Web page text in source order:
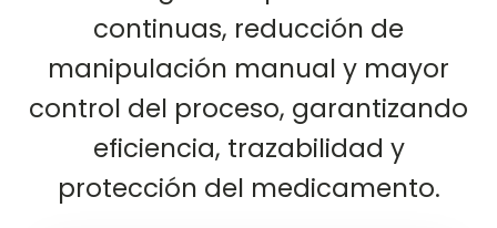
continuas, reducción de
manipulación manual y mayor
control del proceso, garantizando
eficiencia, trazabilidad y
protección del medicamento.